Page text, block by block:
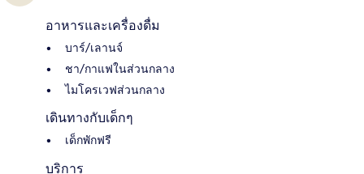
อาหารและเครื่องดื่ม
บาร์/เลานจ์
ชา/กาแฟในส่วนกลาง
ไมโครเวฟส่วนกลาง
เดินทางกับเด็กๆ
เด็กพักฟรี
บริการ